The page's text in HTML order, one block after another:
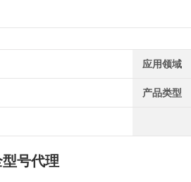
应用领域
产品类型
号代理